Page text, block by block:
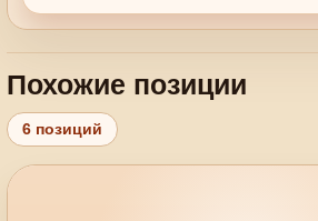
Похожие позиции
6 позиций